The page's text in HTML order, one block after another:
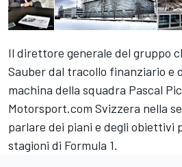
Il direttore generale del gruppo
Sauber dal tracollo finanziario e
machina della squadra Pascal
Motorsport.com Svizzera nella
parlare dei piani e degli obiettivi
stagioni di Formula 1.